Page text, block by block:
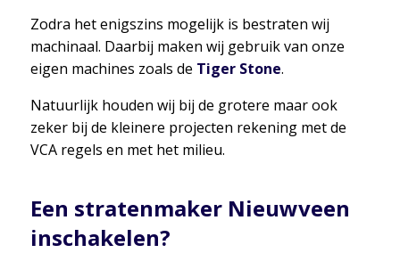
Zodra het enigszins mogelijk is bestraten wij
machinaal. Daarbij maken wij gebruik van onze
eigen machines zoals de Tiger Stone.
Natuurlijk houden wij bij de grotere maar ook
zeker bij de kleinere projecten rekening met de
VCA regels en met het milieu.
Een stratenmaker Nieuwveen
inschakelen?